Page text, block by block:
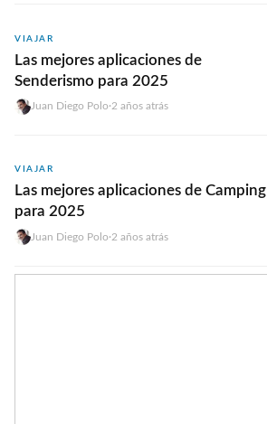
VIAJAR
Las mejores aplicaciones de
Senderismo para 2025
Juan Diego Polo·2 años atrás
VIAJAR
Las mejores aplicaciones de Camping
para 2025
Juan Diego Polo·2 años atrás